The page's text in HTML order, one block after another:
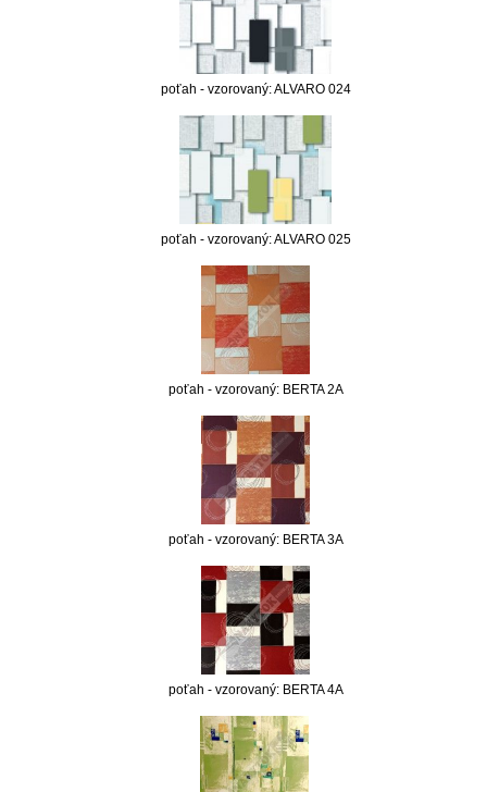
poťah - vzorovaný: ALVARO 024
poťah - vzorovaný: ALVARO 025
poťah - vzorovaný: BERTA 2A
poťah - vzorovaný: BERTA 3A
poťah - vzorovaný: BERTA 4A